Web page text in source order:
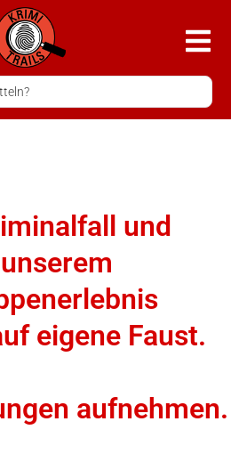
und
eigene Faust.
aufnehmen.